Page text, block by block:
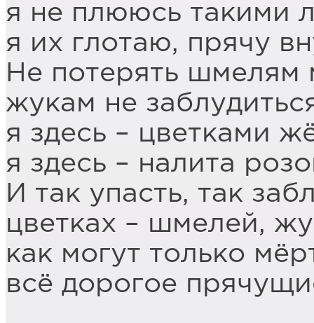
я не плююсь такими
я их глотаю, прячу
Не потерять шмелям
жукам не
я здесь – цветками
я здесь – налита
И так упасть, так
цветках – шмелей,
как могут только
всё дорогое